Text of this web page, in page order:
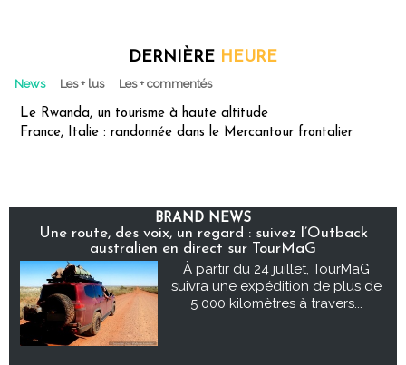
DERNIÈRE HEURE
News Les + lus Les + commentés
Le Rwanda, un tourisme à haute altitude
France, Italie : randonnée dans le Mercantour frontalier
BRAND NEWS
Une route, des voix, un regard : suivez l’Outback
australien en direct sur TourMaG
À partir du 24 juillet, TourMaG
suivra une expédition de plus de
5 000 kilomètres à travers...